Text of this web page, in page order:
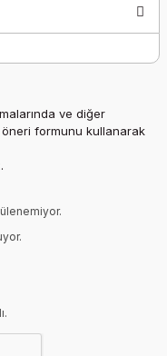
ve diğer
formunu kullanarak